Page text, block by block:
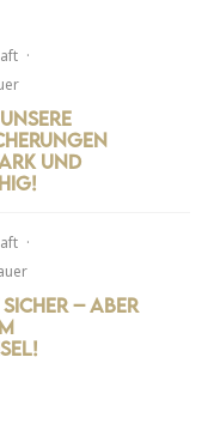
·
und
·
sicher – aber